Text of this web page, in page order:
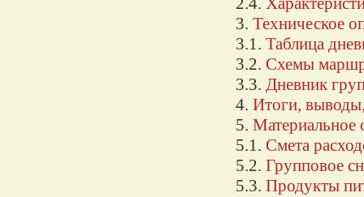
3. Техническое
3.1. Таблица
3.2. Схемы
3.3. Дневник
4. Итоги,
5. Материальное
5.1. Смета
5.2. Групповое
5.3. Продукты